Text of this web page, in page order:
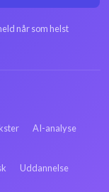
når som helst
AI-analyse
Uddannelse